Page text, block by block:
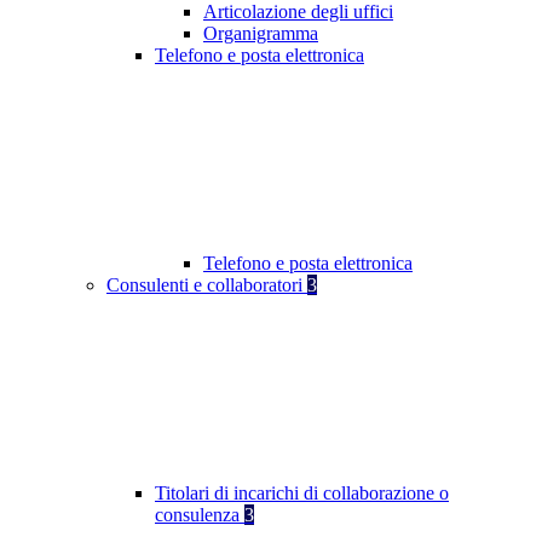
Articolazione degli uffici
Organigramma
Telefono e posta elettronica
Telefono e posta elettronica
Consulenti e collaboratori 3
Titolari di incarichi di collaborazione o
consulenza 3